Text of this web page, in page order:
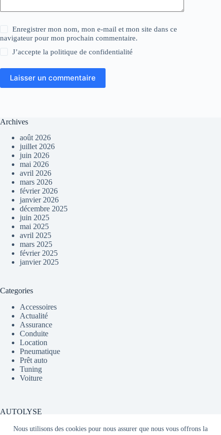
Nous utilisons des cookies pour nous assurer que nous vous offrons la
Enregistrer mon nom, mon e-mail et mon site dans ce
navigateur pour mon prochain commentaire.
J’accepte lapolitique de confidentialité
Laisser un commentaire
Archives
août 2026
juillet 2026
juin 2026
mai 2026
avril 2026
mars 2026
février 2026
janvier 2026
décembre 2025
juin 2025
mai 2025
avril 2025
mars 2025
février 2025
janvier 2025
Categories
Accessoires
Actualité
Assurance
Conduite
Location
Pneumatique
Prêt auto
Tuning
Voiture
AUTOLYSE